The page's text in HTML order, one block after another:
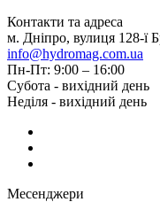
Контакти та адреса
м. Дніпро, вулиця 128-ї
info@hydromag.com.ua
Пн-Пт: 9:00 – 16:00
Субота - вихідний день
Неділя - вихідний день
Месенджери